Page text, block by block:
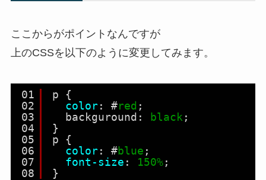
ここからがポイントなんですが
上のCSSを以下のように変更してみます。
01
02
03
04
05
06
07
08
p {
color: #red ;
backguround:
black ;
}
p {
color: #blue ;
font-size : 150%;
}